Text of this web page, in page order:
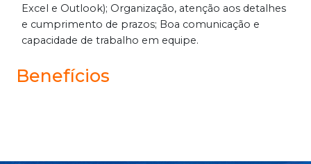
Excel e Outlook); Organização, atenção aos detalhes
e cumprimento de prazos; Boa comunicação e
capacidade de trabalho em equipe.
Benefícios